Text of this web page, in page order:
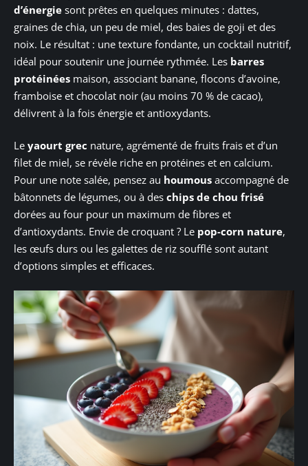
d’énergie sont prêtes en quelques minutes : dattes,
graines de chia, un peu de miel, des baies de goji et des
noix. Le résultat : une texture fondante, un cocktail nutritif,
idéal pour soutenir une journée rythmée. Les barres
protéinées maison, associant banane, flocons d’avoine,
framboise et chocolat noir (au moins 70 % de cacao),
délivrent à la fois énergie et antioxydants.
Le yaourt grec nature, agrémenté de fruits frais et d’un
filet de miel, se révèle riche en protéines et en calcium.
Pour une note salée, pensez au houmous accompagné de
bâtonnets de légumes, ou à des chips de chou frisé
dorées au four pour un maximum de fibres et
d’antioxydants. Envie de croquant ? Le pop-corn nature,
les œufs durs ou les galettes de riz soufflé sont autant
d’options simples et efficaces.